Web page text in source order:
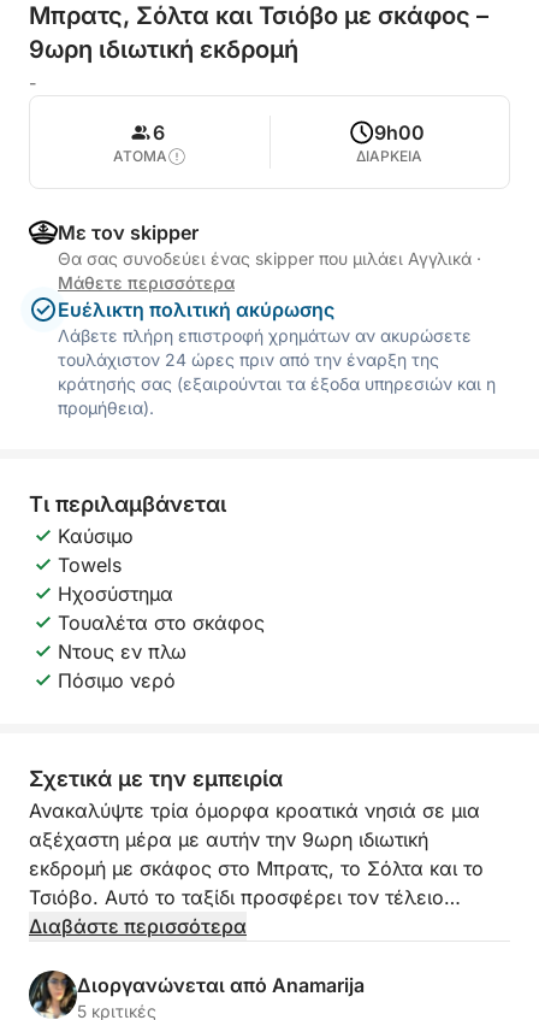
Μπρατς, Σόλτα και Τσιόβο με σκάφος –
9ωρη ιδιωτική εκδρομή
-
6
ΑΤΟΜΑ
9h00
ΔΙΑΡΚΕΙΑ
Με τον skipper
Θα σας συνοδεύει ένας skipper που μιλάει Αγγλικά ·
Μάθετε περισσότερα
Ευέλικτη πολιτική ακύρωσης
Λάβετε πλήρη επιστροφή χρημάτων αν ακυρώσετε
τουλάχιστον 24 ώρες πριν από την έναρξη της
κράτησής σας (εξαιρούνται τα έξοδα υπηρεσιών και η
προμήθεια).
Τι περιλαμβάνεται
Καύσιμο
Towels
Ηχοσύστημα
Τουαλέτα στο σκάφος
Ντους εν πλω
Πόσιμο νερό
Σχετικά με την εμπειρία
Ανακαλύψτε τρία όμορφα κροατικά νησιά σε μια
αξέχαστη μέρα με αυτήν την 9ωρη ιδιωτική
εκδρομή με σκάφος στο Μπρατς, το Σόλτα και το
Τσιόβο. Αυτό το ταξίδι προσφέρει τον τέλειο
συνδυασμό γραφικής κρουαζιέρας, χαλαρωτικών
αυθεντικής νησιωτικής ζωής.
Διαβάστε περισσότερα
Διοργανώνεται από Anamarija
5 κριτικές